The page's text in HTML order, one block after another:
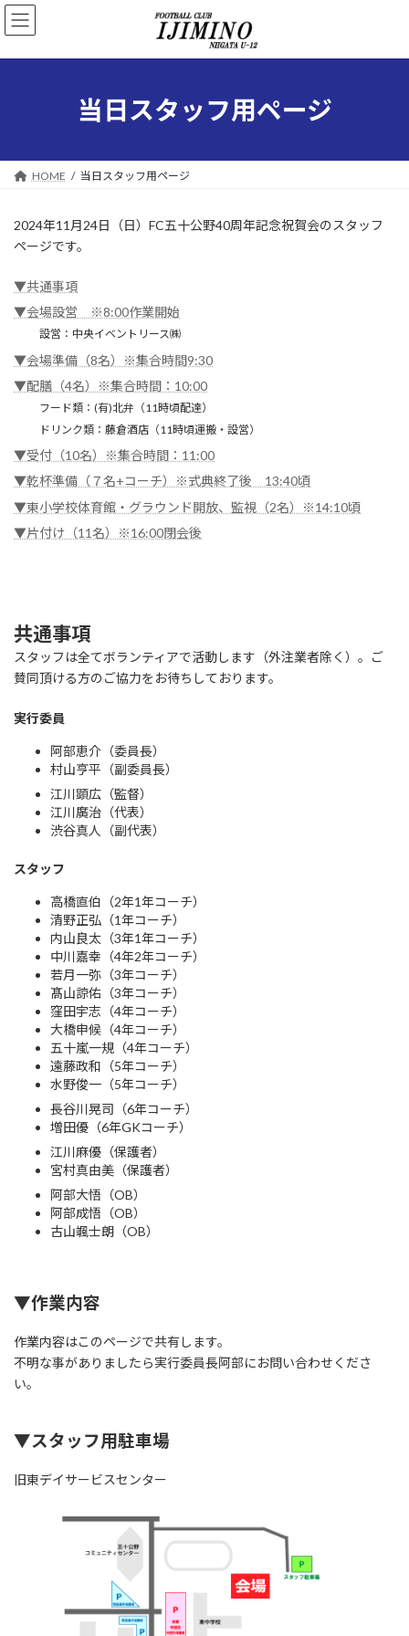
コ
ン
ン
ナ
ビ
ー
当日スタッフ用ページ
HOME 当日スタッフ用ページ
2024年11月24日（日）FC五十公野40周年記念祝賀会のスタッフ
ページです。
▼共通事項
▼会場設営 ※8:00作業開始
設営：中央イベントリース㈱
▼会場準備（8名）※集合時間9:30
▼配膳（4名）※集合時間：10:00
フード類：(有)北弁（11時頃配達）
ドリンク類：藤倉酒店（11時頃運搬・設営）
▼受付（10名）※集合時間：11:00
▼乾杯準備（７名+コーチ）※式典終了後 13:40頃
▼東小学校体育館・グラウンド開放、監視（2名）※14:10頃
▼片付け（11名）※16:00閉会後
共通事項
スタッフは全てボランティアで活動します（外注業者除く）。ご
賛同頂ける方のご協力をお待ちしております。
実行委員
阿部恵介（委員長）
村山亨平（副委員長）
江川顕広（監督）
江川廣治（代表）
渋谷真人（副代表）
スタッフ
高橋直伯（2年1年コーチ）
清野正弘（1年コーチ）
内山良太（3年1年コーチ）
中川嘉幸（4年2年コーチ）
若月一弥（3年コーチ）
髙山諒佑（3年コーチ）
窪田宇志（4年コーチ）
大橋申候（4年コーチ）
五十嵐一規（4年コーチ）
遠藤政和（5年コーチ）
水野俊一（5年コーチ）
長谷川晃司（6年コーチ）
増田優（6年GKコーチ）
江川麻優（保護者）
宮村真由美（保護者）
阿部大悟（OB）
阿部成悟（OB）
古山颯士朗（OB）
▼作業内容
作業内容はこのページで共有します。
不明な事がありましたら実行委員長阿部にお問い合わせくださ
い。
▼スタッフ用駐車場
旧東デイサービスセンター